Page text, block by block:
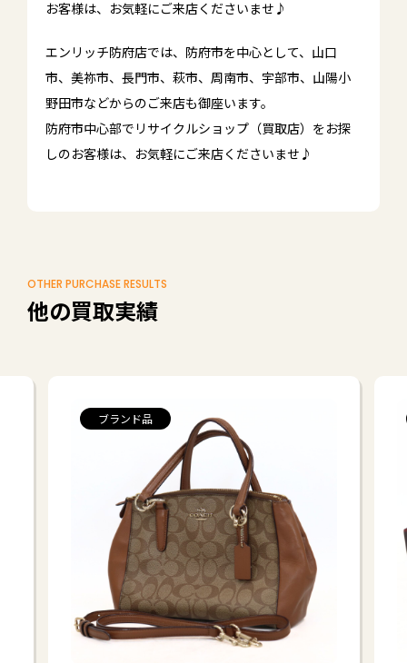
お客様は、お気軽にご来店くださいませ♪
エンリッチ防府店では、防府市を中心として、山口
市、美祢市、長門市、萩市、周南市、宇部市、山陽小
野田市などからのご来店も御座います。
防府市中心部でリサイクルショップ（買取店）をお探
しのお客様は、お気軽にご来店くださいませ♪
OTHER PURCHASE RESULTS
他の買取実績
ブランド品